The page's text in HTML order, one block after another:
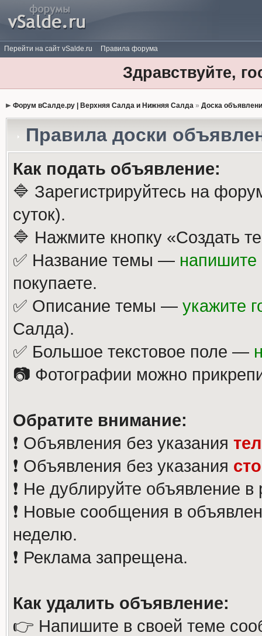
Перейти на сайт vSalde.ru Правила форума
Здравствуйте,
Форум вСалде.ру | Верхняя Салда и Нижняя Салда» Доска
Правила доски
Как подать объявление:
🔷 Зарегистрируйтесь на
суток).
🔷 Нажмите кнопку «Создать
✅ Название темы — напишите
покупаете.
✅ Описание темы — укажите
Салда).
✅ Большое текстовое поле —
📷 Фотографии можно
Обратите внимание:
❗️ Объявления без указания
❗️ Объявления без указания
❗️ Не дублируйте объявление
❗️ Новые сообщения в
неделю.
❗️ Реклама запрещена.
Как удалить объявление:
👉 Напишите в своей теме